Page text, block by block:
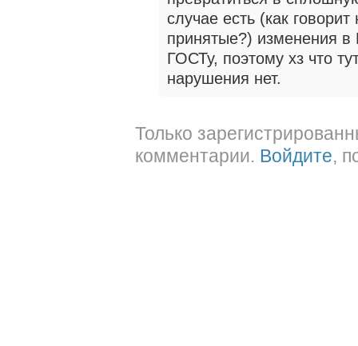
случае есть (как
принятые?) изменения
ГОСТу, поэтому хз что
нарушения нет.
Только
комментарии. Войдите,